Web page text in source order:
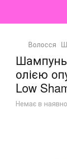
Волосся
олією
Low
Немає в